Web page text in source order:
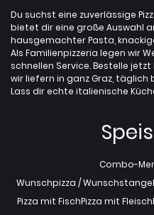
Du suchst eine zuverlässige
bietet dir eine große Auswahl
hausgemachter Pasta,
Als Familienpizzeria legen wir
schnellen Service. Bestelle
wir liefern in ganz Graz, täglich
Lass dir echte italienische
Combo-
Wunschpizza /
Pizza mit FischPizza mit Fleisch